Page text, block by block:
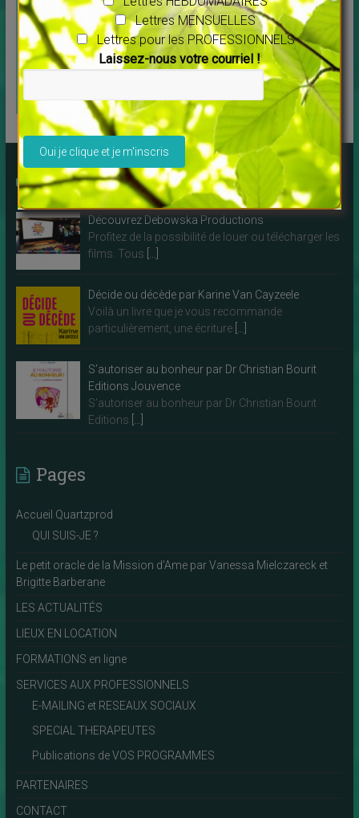
propose aux
professionnels
Spécialement
SITE-PLAQUETTES-CARTES
PROS et autres conseils :
c’est ici !
Des LIVRES à lire !
Découvrez Debowska Productions
Profitez de la possibilité de louer ou télécharger les
films. Tous
Décide ou décède par Karine Van Cayzeele
Voilà un livre que je vous recommande
particulièrement, une écriture
S’autoriser au bonheur par Dr Christian Bourit
Editions Jouvence
S’autoriser au bonheur par Dr Christian Bourit
Editions
Pages
Accueil Quartzprod
QUI SUIS-JE ?
Le petit oracle de la Mission d’Ame par Vanessa Mielczareck et
Brigitte Barberane
LES ACTUALITÉS
LIEUX EN LOCATION
FORMATIONS en ligne
SERVICES AUX PROFESSIONNELS
E-MAILING et RESEAUX SOCIAUX
SPECIAL THERAPEUTES
Publications de VOS PROGRAMMES
PARTENAIRES
CONTACT
Lettres MENSUELLES
Lettres pour les PROFESSIONNELS
Laissez-nous votre courriel !
Veuillez laisser ce champ vide.